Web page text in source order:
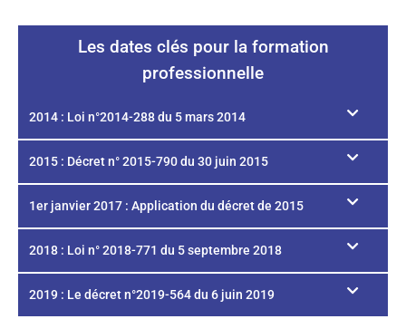
Les dates clés pour la formation
professionnelle
2014 : Loi n°2014-288 du 5 mars 2014
2015 : Décret n° 2015-790 du 30 juin 2015
1er janvier 2017 : Application du décret de 2015
2018 : Loi n° 2018-771 du 5 septembre 2018
2019 : Le décret n°2019-564 du 6 juin 2019